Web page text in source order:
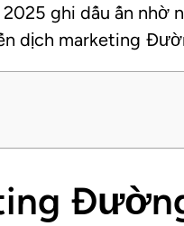
ghi dấu ấn
dịch marketing